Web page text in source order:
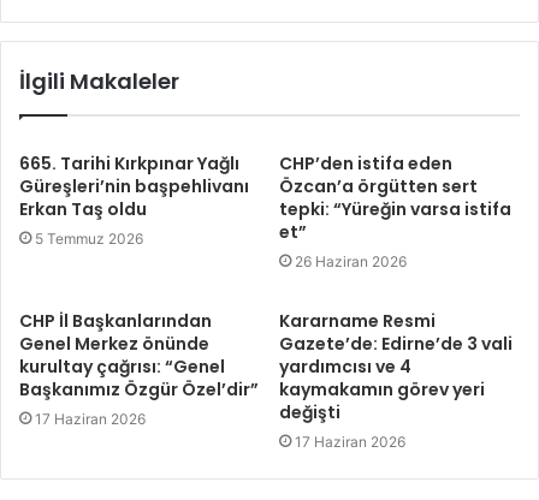
İlgili Makaleler
665. Tarihi Kırkpınar Yağlı
Güreşleri’nin başpehlivanı
Erkan Taş oldu
5 Temmuz 2026
CHP’den istifa eden
Özcan’a örgütten sert
tepki: “Yüreğin varsa istifa
et”
26 Haziran 2026
CHP İl Başkanlarından
Genel Merkez önünde
kurultay çağrısı: “Genel
Başkanımız Özgür Özel’dir”
17 Haziran 2026
Kararname Resmi
Gazete’de: Edirne’de 3 vali
yardımcısı ve 4
kaymakamın görev yeri
değişti
17 Haziran 2026